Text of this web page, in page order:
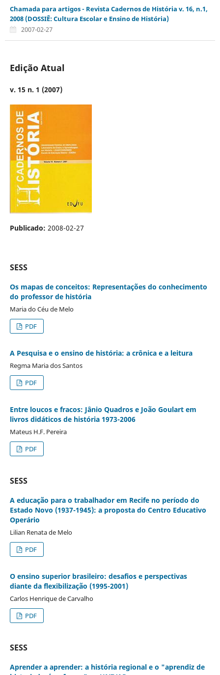
Chamada para artigos - Revista Cadernos de História v. 16, n.1,
2008 (DOSSIÊ: Cultura Escolar e Ensino de História)
2007-02-27
Edição Atual
v. 15 n. 1 (2007)
Publicado: 2008-02-27
SESS
Os mapas de conceitos: Representações do conhecimento
do professor de história
Maria do Céu de Melo
PDF
A Pesquisa e o ensino de história: a crônica e a leitura
Regma Maria dos Santos
PDF
Entre loucos e fracos: Jânio Quadros e João Goulart em
livros didáticos de história 1973-2006
Mateus H.F. Pereira
PDF
SESS
A educação para o trabalhador em Recife no período do
Estado Novo (1937-1945): a proposta do Centro Educativo
Operário
Lilian Renata de Melo
PDF
O ensino superior brasileiro: desafios e perspectivas
diante da flexibilização (1995-2001)
Carlos Henrique de Carvalho
PDF
SESS
Aprender a aprender: a história regional e o "aprendiz de